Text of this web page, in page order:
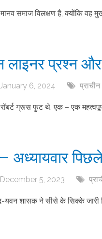
समाज विलक्षण है, क्योंकि वह
लाइनर प्रश्न
January 6, 2024
ग्रूस फुट थे, एक – एक
– अध्यायवार
December 5, 2023
यवन शासक ने सीसे के सिक्के जारी